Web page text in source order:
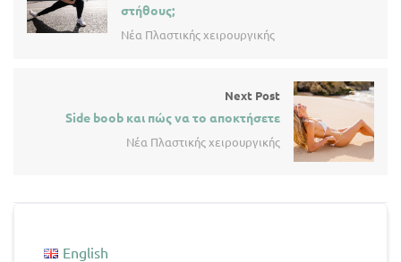
στήθους;
Νέα Πλαστικής χειρουργικής
Next Post
Side boob και πώς να το αποκτήσετε
Νέα Πλαστικής χειρουργικής
English